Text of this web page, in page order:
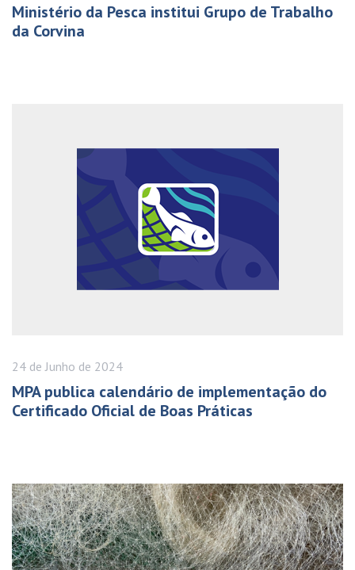
Ministério da Pesca institui Grupo de Trabalho
da Corvina
24 deJunho de 2024
MPA publica calendário de implementação do
Certificado Oficial de Boas Práticas